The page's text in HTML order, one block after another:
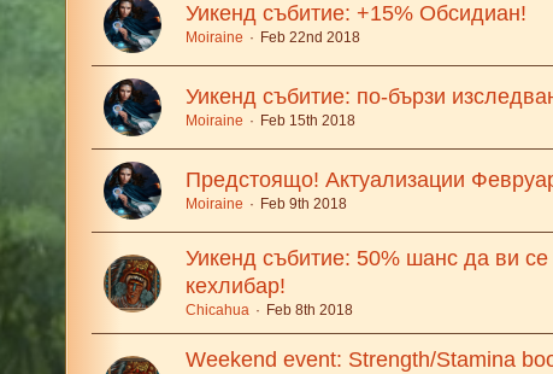
Уикенд събитие: +15% Обсидиан!
Moiraine Feb 22nd 2018
Уикенд събитие: по-бързи
Moiraine Feb 15th 2018
Предстоящо! Актуализации
Moiraine Feb 9th 2018
Уикенд събитие: 50% шанс да ви
кехлибар!
Chicahua Feb 8th 2018
Weekend event: Strength/Stamina